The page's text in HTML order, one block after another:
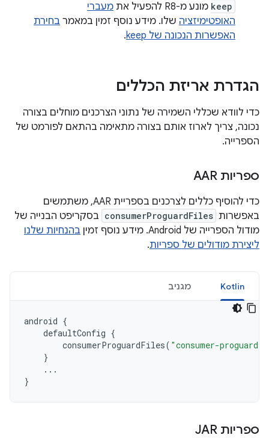
keep מונע מ-R8 להפעיל את
מעברי
האופטימיזציה שלו. מידע נוסף זמין במאמר בחירת
האפשרות הנכונה של keep
.
הגדרת אריזת הכללים
כדי לוודא שכללי השמירה של נתוני הצרכנים מוחלים בצורה
נכונה, צריך לארוז אותם בצורה מתאימה בהתאם לפורמט של
הספרייה.
ספריות AAR
כדי להוסיף כללים לצרכנים בספריית AAR, משתמשים
באפשרות consumerProguardFiles בסקריפט הבנייה של
מודול הספרייה של Android. מידע נוסף זמין
בהנחיות שלנו
ליצירת מודולים של ספריות.
Kotlin מגניב
android {
defaultConfig {
consumerProguardFiles( "consumer-
}
...
}
ספריות JAR